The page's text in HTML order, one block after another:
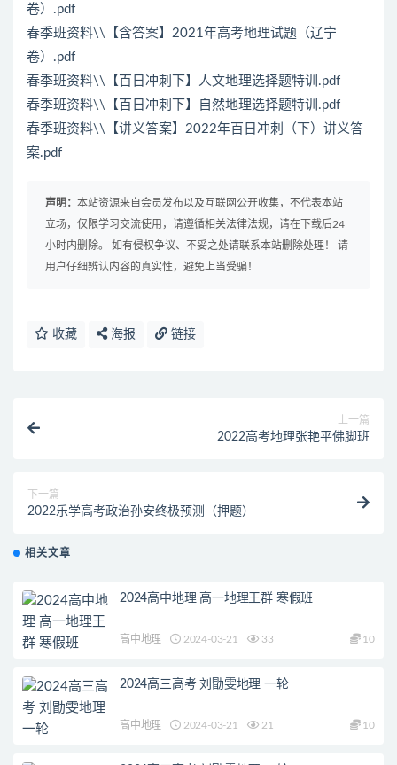
卷）.pdf
春季班资料\\【含答案】2021年高考地理试题（辽宁
卷）.pdf
春季班资料\\【百日冲刺下】人文地理选择题特训.pdf
春季班资料\\【百日冲刺下】自然地理选择题特训.pdf
春季班资料\\【讲义答案】2022年百日冲刺（下）讲义答
案.pdf
声明： 本站资源来自会员发布以及互联网公开收集，不代表本站
立场，仅限学习交流使用，请遵循相关法律法规，请在下载后24
小时内删除。 如有侵权争议、不妥之处请联系本站删除处理！ 请
用户仔细辨认内容的真实性，避免上当受骗！
收藏 海报 链接
上一篇
2022高考地理张艳平佛脚班
下一篇
2022乐学高考政治孙安终极预测（押题）
相关文章
2024高中地理 高一地理王群 寒假班
高中地理 2024-03-21 33 10
2024高三高考 刘勖雯地理 一轮
高中地理 2024-03-21 21 10